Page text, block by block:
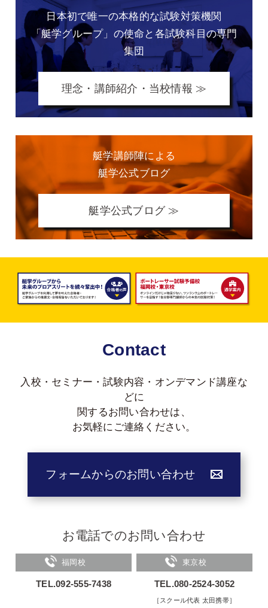
日本初で唯一の本格的な試験対策機関
「艇学グループ」の使命と各試験科目の専門
集団
理念・講師紹介・当校情報 ≫
艇学講師陣による
艇学公式ブログ
艇学公式ブログ ≫
Contact
入校・セミナー・試験内容・オンデマンド講座な
どに
関するお問い合わせは、
お気軽にご連絡ください。
フォームからのお問い合わせ
お電話でのお問い合わせ
福岡校
TEL.092-555-7438
東京校
TEL.080-2524-3052
［スクール代表 太田携帯］